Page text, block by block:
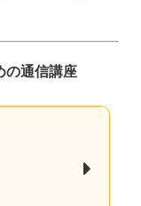
の通信講座